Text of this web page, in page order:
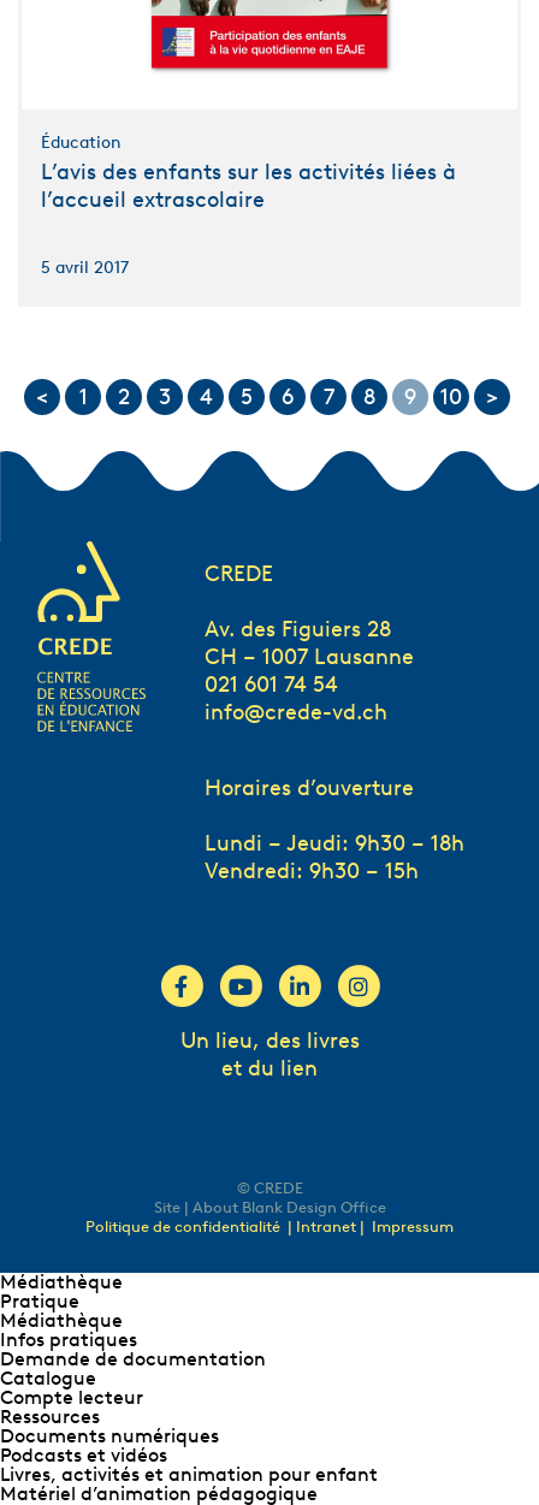
Éducation
L’avis des enfants sur les activités liées à
l’accueil extrascolaire
5 avril 2017
< 1 2 3 4 5 6 7 8 9 10 >
CREDE
Av. des Figuiers 28
CH – 1007 Lausanne
021 601 74 54
info@crede-vd.ch
Horaires d’ouverture
Lundi – Jeudi: 9h30 – 18h
Vendredi: 9h30 – 15h
Un lieu, des livres
et du lien
© CREDE
Site | About Blank Design Office
Politique de confidentialité | Intranet | Impressum
Médiathèque
Pratique
Médiathèque
Infos pratiques
Demande de documentation
Catalogue
Compte lecteur
Ressources
Documents numériques
Podcasts et vidéos
Livres, activités et animation pour enfant
Matériel d’animation pédagogique